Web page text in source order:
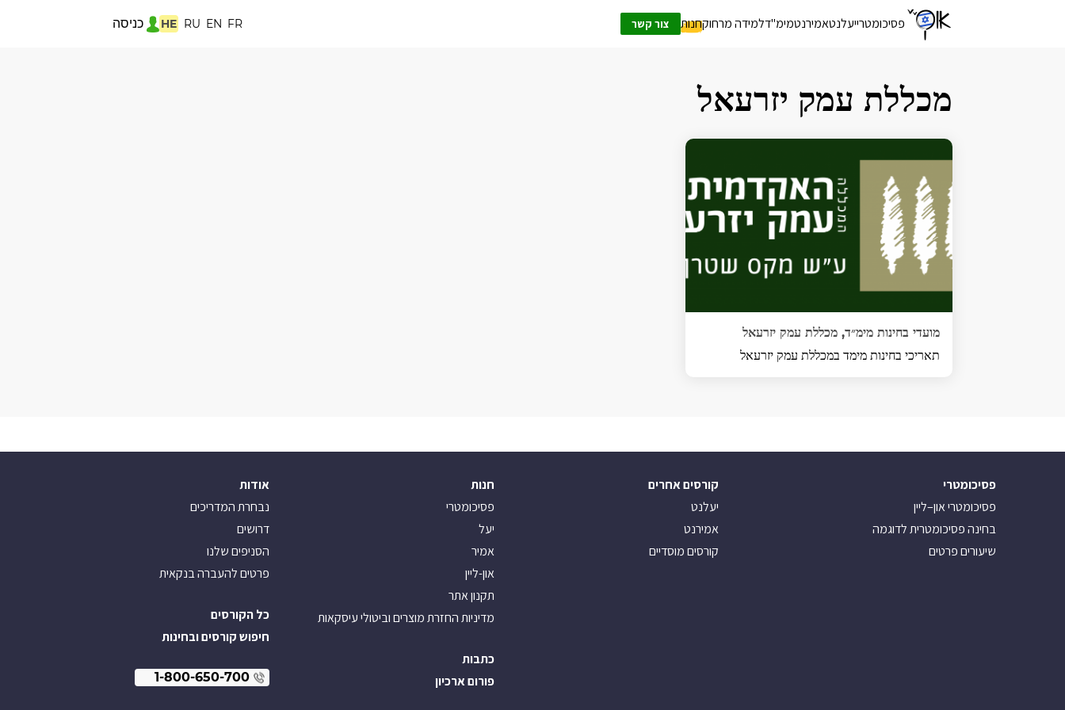
פסיכומטרייעלנטאמירנטמימ"דלמידה מרחוקחנות צור קשר HE RU EN FR כניסה
מכללת עמק יזרעאל
מועדי בחינות מימ״ד, מכללת עמק יזרעאל
תאריכי בחינות מימד במכללת עמק יזרעאל
פסיכומטרי
פסיכומטרי און–ליין
בחינה פסיכומטרית לדוגמה
שיעורים פרטים
קורסים אחרים
יעלנט
אמירנט
קורסים מוסדיים
חנות
פסיכומטרי
יעל
אמיר
און-ליין
תקנון אתר
מדיניות החזרת מוצרים וביטולי עיסקאות
כתבות
פורום ארכיון
אודות
נבחרת המדריכים
דרושים
הסניפים שלנו
פרטים להעברה בנקאית
כל הקורסים
חיפוש קורסים ובחינות
1-800-650-700